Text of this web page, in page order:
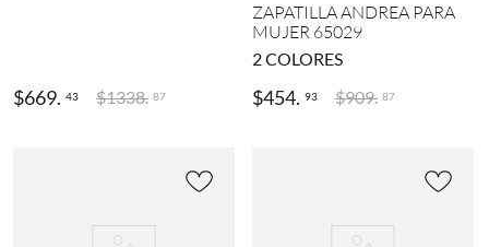
$669. 43 $1338. 87
ZAPATILLA ANDREA PARA
MUJER 65029
2COLORES
$454. 93 $909. 87